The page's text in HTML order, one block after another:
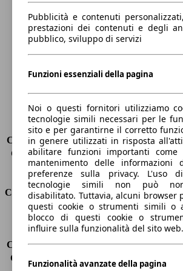
Lunghezza
4350 mm
Altezza
1460 mm
Larghezza
Peso massimo
-
Sedili
5
Carico sul tetto
-
Capacità di traino (senza freni) -
Capacità di traino (con freni)
1300 kg
Volume del bagagliaio
350 - 1150 l
Consumi
Emissioni di CO2*
122 g/km (komb.)
Consumo (urbano)
5.8 l/100km
Consumo (extra-urbano) 4.0 l/100km
Consumo (combinato)*
4.5 l/100km
Pubblicità e contenuti
prestazioni dei contenuti e degli
pubblico, sviluppo di servizi
Funzioni essenziali della pagina
Noi o questi fornitori utilizziamo
tecnologie simili necessari per le
sito e per garantirne il corretto
in genere utilizzati in risposta
abilitare funzioni importanti come
mantenimento delle informazioni
preferenze sulla privacy. L'uso
tecnologie simili non può
disabilitato. Tuttavia, alcuni browser
questi cookie o strumenti simili o
blocco di questi cookie o
influire sulla funzionalità del sito web.
Funzionalità avanzate della pagina